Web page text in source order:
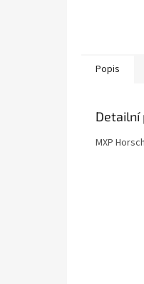
Popis
Detailní
MXP